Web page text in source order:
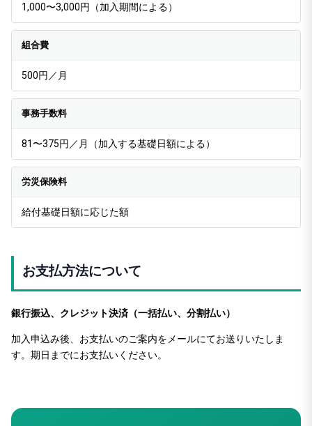
1,000〜3,000円（加入期間による）
組合費
500円／月
事務手数料
81〜375円／月（加入する基礎日額による）
労災保険料
給付基礎日額に応じた額
お支払方法について
銀行振込、クレジット決済（一括払い、分割払い）
加入申込み後、お支払いのご案内をメールにてお送りいたしま
す。期日までにお支払いください。